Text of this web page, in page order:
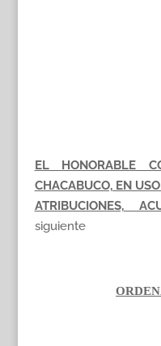
EL HONORABLE
CHACABUCO, EN
ATRIBUCIONES,
siguiente